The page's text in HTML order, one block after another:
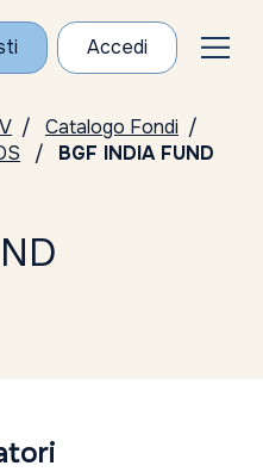
Accedi
Catalogo Fondi
BGF INDIA FUND